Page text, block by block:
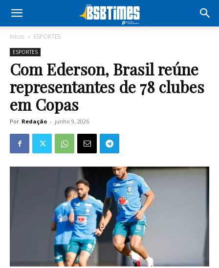
Início ESPORTES
ESPORTES
Com Ederson, Brasil reúne
representantes de 78 clubes
em Copas
Por Redação - junho 9, 2026